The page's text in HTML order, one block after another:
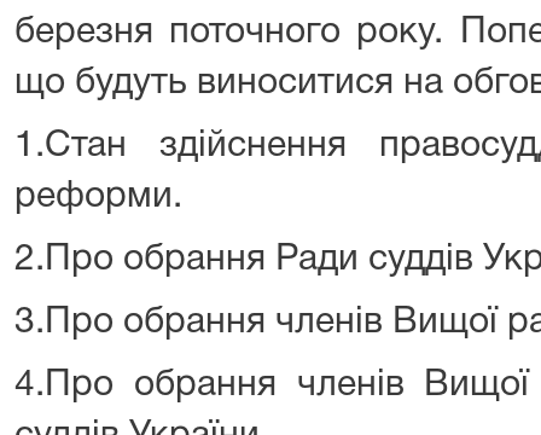
березня поточного року.
що будуть виноситися на
1.Стан здійснення
реформи.
2.Про обрання Ради суддів
3.Про обрання членів Вищої
4.Про обрання членів Вищої